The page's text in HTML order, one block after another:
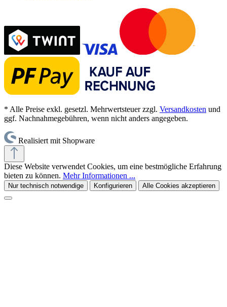
* Alle Preise exkl. gesetzl. Mehrwertsteuer zzgl. Versandkosten und
ggf. Nachnahmegebühren, wenn nicht anders angegeben.
Realisiert mit Shopware
Diese Website verwendet Cookies, um eine bestmögliche Erfahrung
bieten zu können. Mehr Informationen ...
Nur technisch notwendige Konfigurieren Alle Cookies akzeptieren